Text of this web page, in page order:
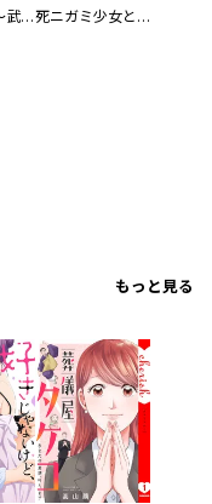
かのとこと～武蔵花町怪話譚～ 【連載版】 死ニガミ少女とスマホ神
もっと見る